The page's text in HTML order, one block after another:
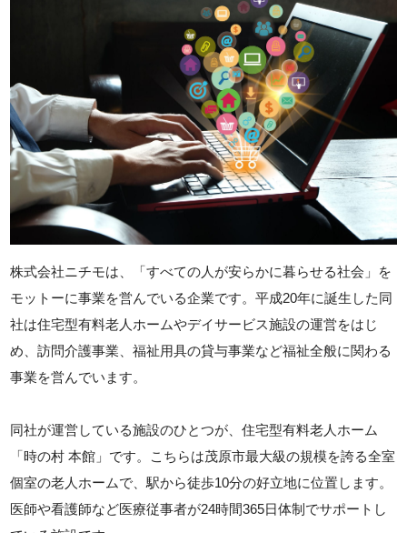
株式会社ニチモは、「すべての人が安らかに暮らせる社会」を
モットーに事業を営んでいる企業です。平成20年に誕生した同
社は住宅型有料老人ホームやデイサービス施設の運営をはじ
め、訪問介護事業、福祉用具の貸与事業など福祉全般に関わる
事業を営んでいます。
同社が運営している施設のひとつが、住宅型有料老人ホーム
「時の村 本館」です。こちらは茂原市最大級の規模を誇る全室
個室の老人ホームで、駅から徒歩10分の好立地に位置します。
医師や看護師など医療従事者が24時間365日体制でサポートし